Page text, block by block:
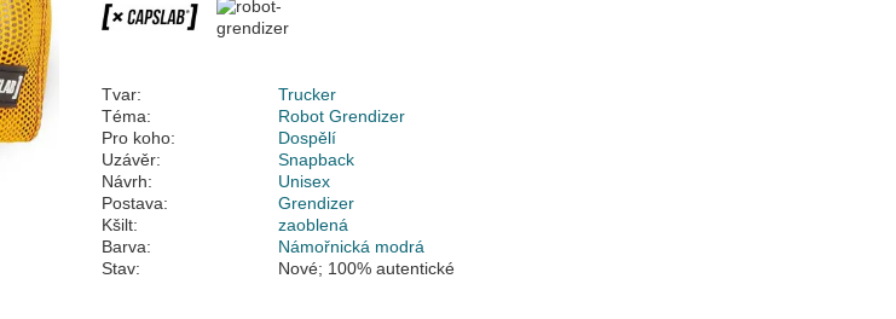
Tvar:
Trucker
Téma:
Robot Grendizer
Pro koho:
Dospělí
Uzávěr:
Snapback
Návrh:
Unisex
Postava:
Grendizer
Kšilt:
zaoblená
Barva:
Námořnická modrá
Stav:
Nové; 100% autentické